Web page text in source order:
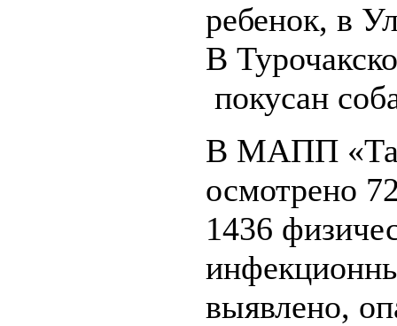
ребенок, в
В
покусан
В МАПП
осмотрено
1436
выявлено,